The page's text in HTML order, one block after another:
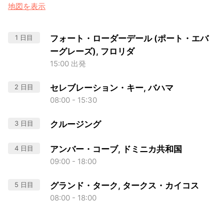
地図を表示
1 日目
フォート・ローダーデール (ポート・エバ
ーグレーズ), フロリダ
15:00 出発
2 日目 セレブレーション・キー, バハマ
08:00 - 15:30
3 日目 クルージング
4 日目 アンバー・コーブ, ドミニカ共和国
09:00 - 18:00
5 日目 グランド・ターク, タークス・カイコス
08:00 - 18:00